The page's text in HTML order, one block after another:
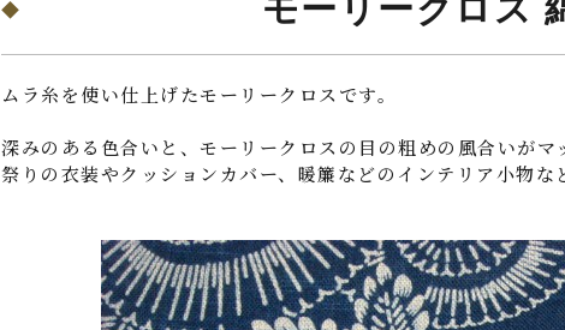
モーリークロス
ムラ糸を使い仕上げたモーリークロスです。
深みのある色合いと、モーリークロスの目の粗めの風合いがマ
祭りの衣装やクッションカバー、暖簾などのインテリア小物な